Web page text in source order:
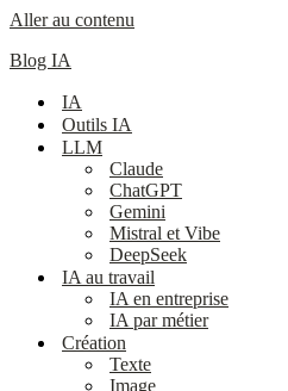
Aller au contenu
Blog IA
IA
Outils IA
LLM
Claude
ChatGPT
Gemini
Mistral et Vibe
DeepSeek
IA au travail
IA en entreprise
IA par métier
Création
Texte
Image